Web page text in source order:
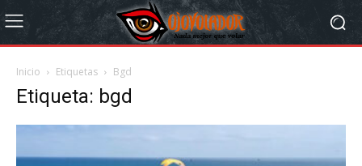
Inicio Etiquetas Bgd
Etiqueta: bgd